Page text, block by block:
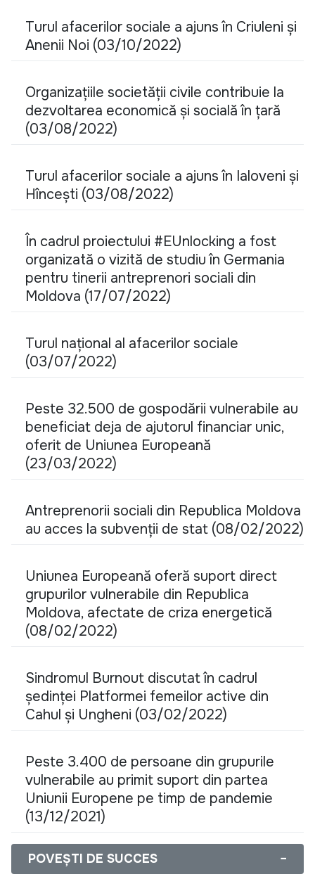
Turul afacerilor sociale a ajuns în Criuleni și
Anenii Noi (03/10/2022)
Organizațiile societății civile contribuie la
dezvoltarea economică și socială în țară
(03/08/2022)
Turul afacerilor sociale a ajuns în Ialoveni și
Hîncești (03/08/2022)
În cadrul proiectului #EUnlocking a fost
organizată o vizită de studiu în Germania
pentru tinerii antreprenori sociali din
Moldova (17/07/2022)
Turul național al afacerilor sociale
(03/07/2022)
Peste 32.500 de gospodării vulnerabile au
beneficiat deja de ajutorul financiar unic,
oferit de Uniunea Europeană
(23/03/2022)
Antreprenorii sociali din Republica Moldova
au acces la subvenții de stat (08/02/2022)
Uniunea Europeană oferă suport direct
grupurilor vulnerabile din Republica
Moldova, afectate de criza energetică
(08/02/2022)
Sindromul Burnout discutat în cadrul
ședinței Platformei femeilor active din
Cahul și Ungheni (03/02/2022)
Peste 3.400 de persoane din grupurile
vulnerabile au primit suport din partea
Uniunii Europene pe timp de pandemie
(13/12/2021)
POVEȘTI DE SUCCES −